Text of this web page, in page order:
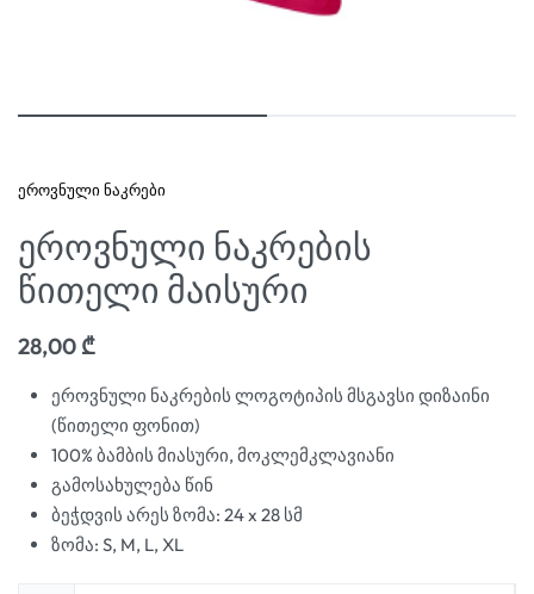
ეროვნული ნაკრები
ეროვნული ნაკრების
წითელი მაისური
28,00 ₾
ეროვნული ნაკრების ლოგოტიპის მსგავსი დიზაინი
(წითელი ფონით)
100% ბამბის მიასური, მოკლემკლავიანი
გამოსახულება წინ
ბეჭდვის არეს ზომა: 24 x 28 სმ
ზომა: S, M, L, XL